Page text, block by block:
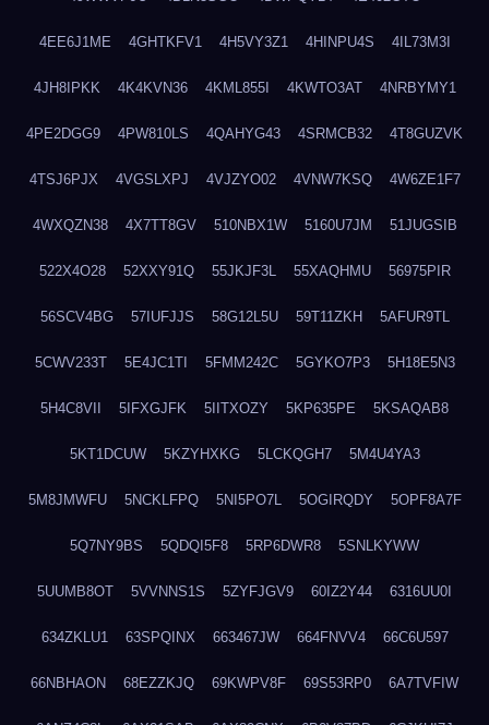
4EE6J1ME 4GHTKFV1 4H5VY3Z1 4HINPU4S 4IL73M3I
4JH8IPKK 4K4KVN36 4KML855I 4KWTO3AT 4NRBYMY1
4PE2DGG9 4PW810LS 4QAHYG43 4SRMCB32 4T8GUZVK
4TSJ6PJX 4VGSLXPJ 4VJZYO02 4VNW7KSQ 4W6ZE1F7
4WXQZN38 4X7TT8GV 510NBX1W 5160U7JM 51JUGSIB
522X4O28 52XXY91Q 55JKJF3L 55XAQHMU 56975PIR
56SCV4BG 57IUFJJS 58G12L5U 59T11ZKH 5AFUR9TL
5CWV233T 5E4JC1TI 5FMM242C 5GYKO7P3 5H18E5N3
5H4C8VII 5IFXGJFK 5IITXOZY 5KP635PE 5KSAQAB8
5KT1DCUW 5KZYHXKG 5LCKQGH7 5M4U4YA3
5M8JMWFU 5NCKLFPQ 5NI5PO7L 5OGIRQDY 5OPF8A7F
5Q7NY9BS 5QDQI5F8 5RP6DWR8 5SNLKYWW
5UUMB8OT 5VVNNS1S 5ZYFJGV9 60IZ2Y44 6316UU0I
634ZKLU1 63SPQINX 663467JW 664FNVV4 66C6U597
66NBHAON 68EZZKJQ 69KWPV8F 69S53RP0 6A7TVFIW